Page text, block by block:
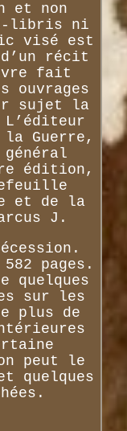
et non
libris ni
visé est
récit
fait
ouvrages
sujet la
L’éditeur
la Guerre,
édition,
et de la
J.
pages.
quelques
sur les
plus de
peut le
quelques